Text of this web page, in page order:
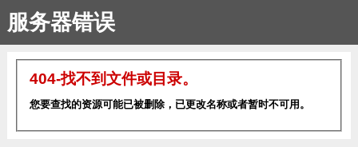
服务器错误
404-找不到文件或目录。
您要查找的资源可能已被删除，已更改名称或者暂时不可用。